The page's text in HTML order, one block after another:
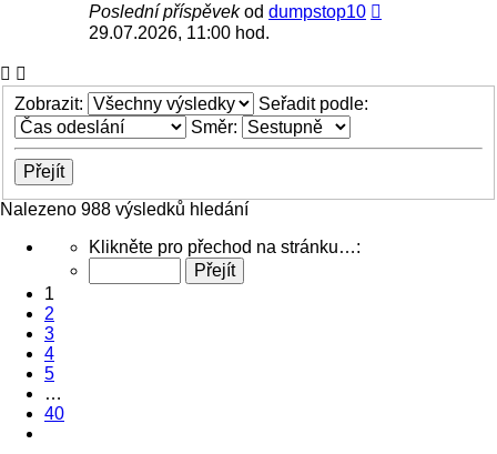
Poslední příspěvekod dumpstop10
29.07.2026, 11:00 hod.
Zobrazit:
Seřadit podle:
Směr:
Nalezeno 988 výsledků hledání
Stránka
z
40
Klikněte pro přechod na stránku…:
1
2
3
4
5
…
40